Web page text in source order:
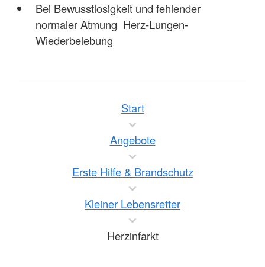
Bei Bewusstlosigkeit und fehlender
normaler Atmung Herz-Lungen-
Wiederbelebung
Start
Angebote
Erste Hilfe & Brandschutz
Kleiner Lebensretter
Herzinfarkt